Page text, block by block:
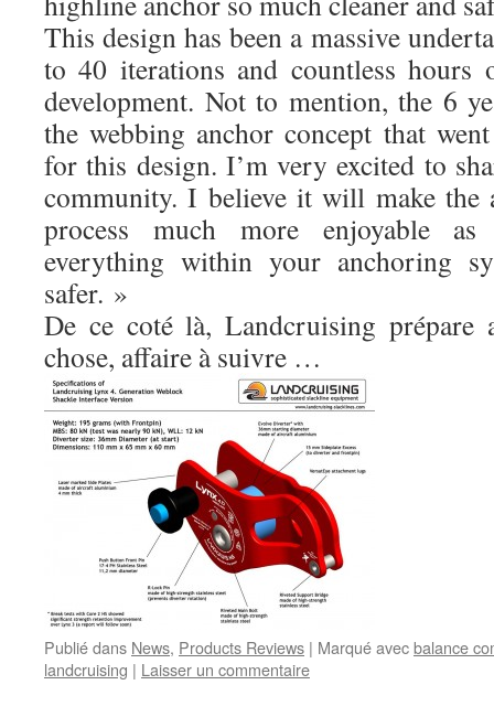
This design has been a massive
to 40 iterations and countless hours
development. Not to mention, the 6
the webbing anchor concept that
for this design. I’m very excited to
community. I believe it will make the
process much more enjoyable
everything within your anchoring
safer. »
De ce coté là, Landcruising prépare
chose, affaire à suivre …
Publié dans News, Products Reviews | Marqué avecbalance
landcruising | Laisser un commentaire